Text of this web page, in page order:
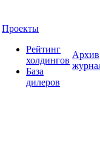
Проекты
Рейтинг
холдингов
База
дилеров
Архив